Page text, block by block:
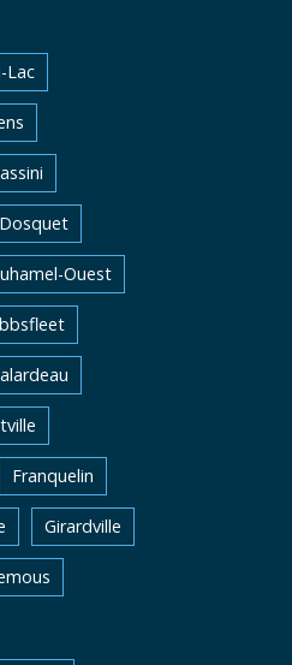
Lac
Dosquet
Ouest
Franquelin
Girardville